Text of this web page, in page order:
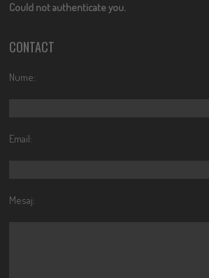
Could not authenticate you.
CONTACT
Nume:
Email:
Mesaj: